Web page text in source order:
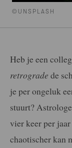
©UNSPLASH
Heb je een
retrograde de
je per ongeluk
stuurt?
vier keer per
chaotischer kan